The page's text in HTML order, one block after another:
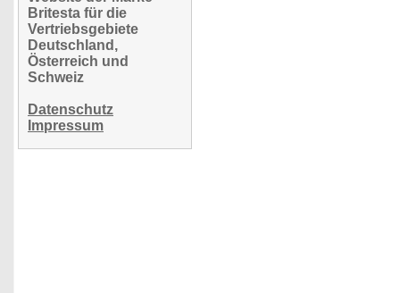
Britesta für die
Vertriebsgebiete
Deutschland,
Österreich und
Schweiz
Datenschutz
Impressum